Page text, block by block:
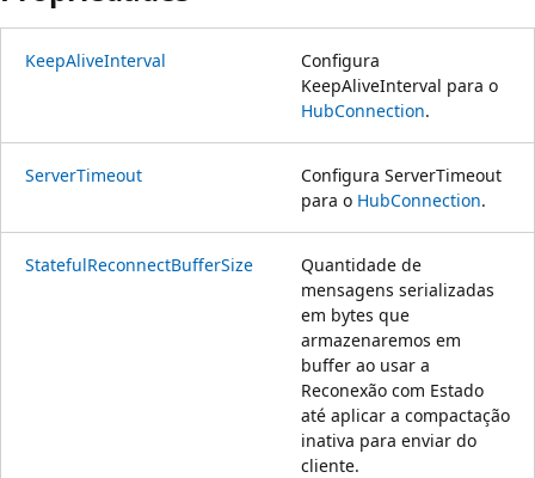
KeepAliveInterval
Configura
KeepAliveInterval para o
HubConnection.
ServerTimeout
Configura ServerTimeout
para o HubConnection.
StatefulReconnectBufferSize
Quantidade de
mensagens serializadas
em bytes que
armazenaremos em
buffer ao usar a
Reconexão com Estado
até aplicar a compactação
inativa para enviar do
cliente.